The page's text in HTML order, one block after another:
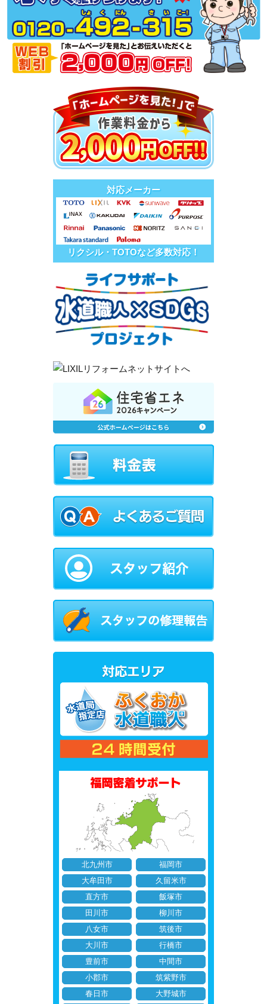
対応メーカー
リクシル・TOTOなど多数対応！
北九州市
福岡市
大牟田市
久留米市
直方市
飯塚市
田川市
柳川市
八女市
筑後市
大川市
行橋市
豊前市
中間市
小郡市
筑紫野市
春日市
大野城市